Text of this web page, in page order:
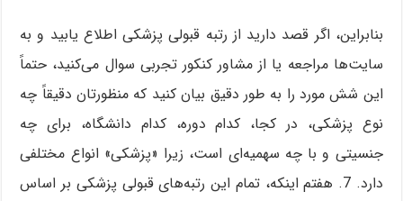
بنابراین، اگر قصد دارید از رتبه قبولی پزشکی اطلاع یابید و به
سایت‌ها مراجعه یا از مشاور کنکور تجربی سوال می‌کنید، حتماً
این شش مورد را به طور دقیق بیان کنید که منظورتان دقیقاً چه
نوع پزشکی، در کجا، کدام دوره، کدام دانشگاه، برای چه
جنسیتی و با چه سهمیه‌ای است، زیرا «پزشکی» انواع مختلفی
دارد. 7. هفتم اینکه، تمام این رتبه‌های قبولی پزشکی بر اساس